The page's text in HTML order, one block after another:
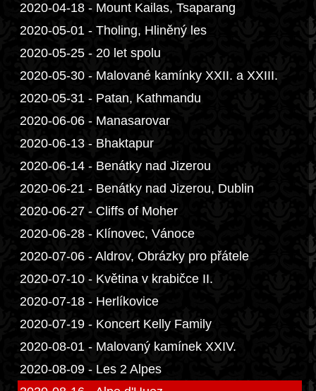
2020-04-18 - Mount Kailas, Tsaparang
2020-05-01 - Tholing, Hliněný les
2020-05-25 - 20 let spolu
2020-05-30 - Malované kamínky XXII. a XXIII.
2020-05-31 - Patan, Kathmandu
2020-06-06 - Manasarovar
2020-06-13 - Bhaktapur
2020-06-14 - Benátky nad Jizerou
2020-06-21 - Benátky nad Jizerou, Dublin
2020-06-27 - Cliffs of Moher
2020-06-28 - Klínovec, Vánoce
2020-07-06 - Aldrov, Obrázky pro přátele
2020-07-10 - Květina v krabičce II.
2020-07-18 - Herlíkovice
2020-07-19 - Koncert Kelly Family
2020-08-01 - Malovaný kamínek XXIV.
2020-08-09 - Les 2 Alpes